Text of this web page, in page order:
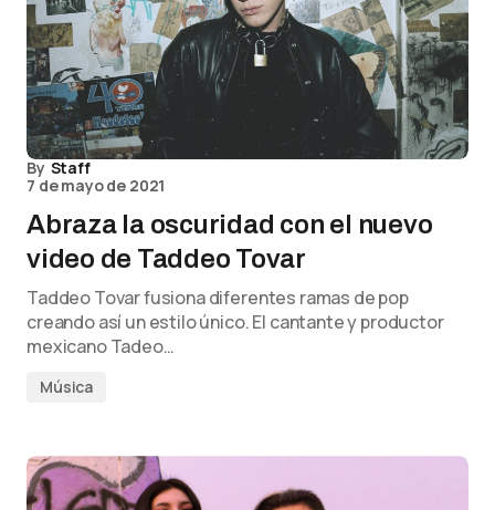
By Staff
7 de mayo de 2021
Abraza la oscuridad con el nuevo
video de Taddeo Tovar
Taddeo Tovar fusiona diferentes ramas de pop
creando así un estilo único. El cantante y productor
mexicano Tadeo…
Música